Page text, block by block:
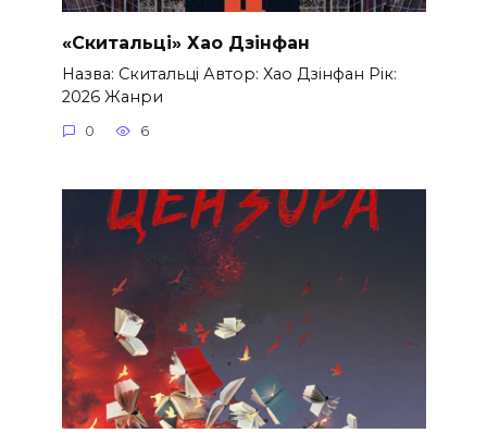
«Скитальці» Хао Дзінфан
Назва: Скитальці Автор: Хао Дзінфан Рік:
2026 Жанри
0 6